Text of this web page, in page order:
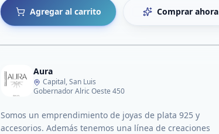
Agregar al carrito Comprar ahora
Aura
Capital, San Luis
Gobernador Alric Oeste 450
Somos un emprendimiento de joyas de plata 925 y
accesorios. Además tenemos una línea de creaciones